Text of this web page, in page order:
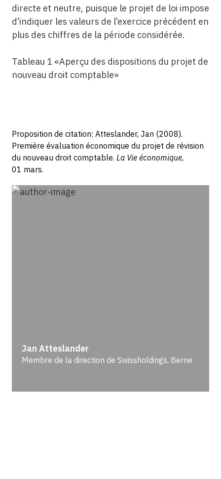
directe et neutre, puisque le projet de loi impose
d’indiquer les valeurs de l’exercice précédent en
plus des chiffres de la période considérée.
Tableau 1 «Aperçu des dispositions du projet de
nouveau droit comptable»
Proposition de citation: Atteslander, Jan (2008).
Première évaluation économique du projet de révision
du nouveau droit comptable. La Vie économique,
01 mars.
Jan Atteslander
Membre de la direction de Swissholdings, Berne